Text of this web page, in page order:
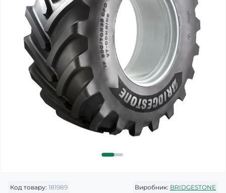
Код товару: 181989 Виробник: BRIDGESTONE